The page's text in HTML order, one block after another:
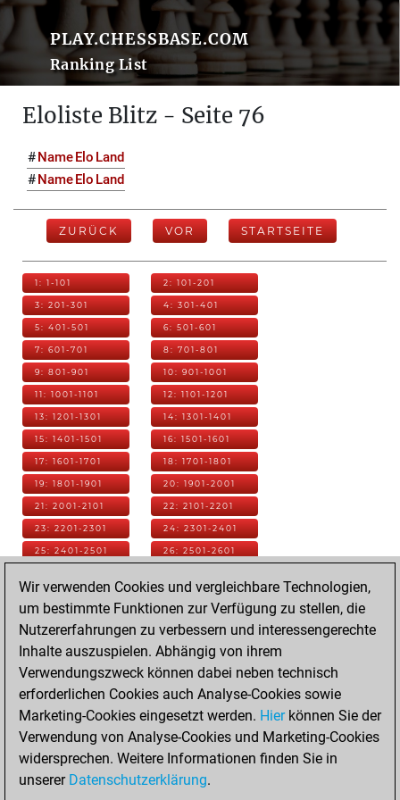
PLAY.CHESSBASE.COM
Ranking List
Eloliste Blitz - Seite 76
#NameElo Land
#NameElo Land
ZURÜCK VOR STARTSEITE
1: 1-101 2: 101-201
3: 201-301 4: 301-401
5: 401-501 6: 501-601
7: 601-701 8: 701-801
9: 801-901 10: 901-1001
11: 1001-1101 12: 1101-1201
13: 1201-1301 14: 1301-1401
15: 1401-1501 16: 1501-1601
17: 1601-1701 18: 1701-1801
19: 1801-1901 20: 1901-2001
21: 2001-2101 22: 2101-2201
23: 2201-2301 24: 2301-2401
25: 2401-2501 26: 2501-2601
29: 2801-2901 30: 2901-3001
36: 3501-3601
41: 4001-4101 42: 4101-4201
43: 4201-4301 44: 4301-4401
45: 4401-4501 46: 4501-4601
Wir verwenden Cookies und vergleichbare Technologien,
um bestimmte Funktionen zur Verfügung zu stellen, die
Nutzererfahrungen zu verbessern und interessengerechte
Inhalte auszuspielen. Abhängig von ihrem
Verwendungszweck können dabei neben technisch
erforderlichen Cookies auch Analyse-Cookies sowie
Marketing-Cookies eingesetzt werden. Hierkönnen Sie der
Verwendung von Analyse-Cookies und Marketing-Cookies
widersprechen. Weitere Informationen finden Sie in
unserer Datenschutzerklärung.